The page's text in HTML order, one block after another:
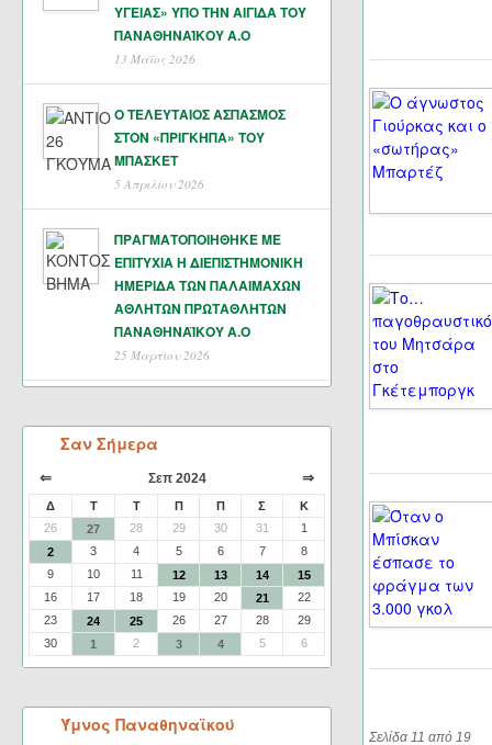
ΥΓΕΙΑΣ» ΥΠΟ ΤΗΝ ΑΙΓΙΔΑ ΤΟΥ
ΠΑΝΑΘΗΝΑΊΚΟΥ Α.Ο
13 Μάϊος 2026
Ο ΤΕΛΕΥΤΑΙΟΣ ΑΣΠΑΣΜΟΣ
ΣΤΟΝ «ΠΡΙΓΚΗΠΑ» ΤΟΥ
ΜΠΑΣΚΕΤ
5 Απριλίου 2026
ΠΡΑΓΜΑΤΟΠΟΙΗΘΗΚΕ ΜΕ
ΕΠΙΤΥΧΙΑ Η ΔΙΕΠΙΣΤΗΜΟΝΙΚΗ
ΗΜΕΡΙΔΑ ΤΩΝ ΠΑΛΑΙΜΑΧΩΝ
ΑΘΛΗΤΩΝ ΠΡΩΤΑΘΛΗΤΩΝ
ΠΑΝΑΘΗΝΑΪΚΟΥ Α.Ο
25 Μαρτίου 2026
Σαν Σήμερα
⇐ Σεπ 2024 ⇒
Δ Τ Τ Π Π Σ
Κ
26
27 28 29 30 31
1
2
3 4 5 6 7
8
9
10 11 12 13 14
15
16
17 18 19 20 21
22
23
24 25 26 27 28
29
30
1 2 3 4 5 6
Ύμνος Παναθηναϊκού
Σελίδα 11 από 19